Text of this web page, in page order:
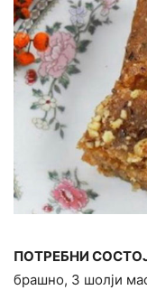
ПОТРЕБНИ
брашно, 3 шолји